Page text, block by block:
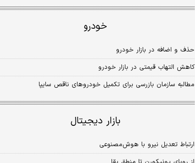
خودرو
حذف و اضافه در بازار خودرو
کاهش التهاب قیمتی در بازار خودرو
مطالبه سازمان بازرسی برای تکمیل خودروهای ناقص سایپا
بازار دیجیتال
ارتباط تعدیل نیرو با هوش‌مصنوعی